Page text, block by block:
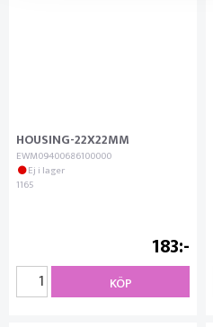
HOUSING-22X22MM
EWM09400686100000
Ej i lager
1165
183
KÖP